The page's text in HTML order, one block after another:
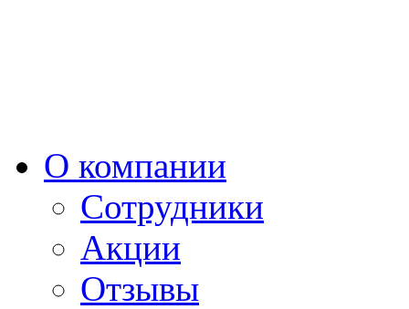
О компании
Сотрудники
Акции
Отзывы